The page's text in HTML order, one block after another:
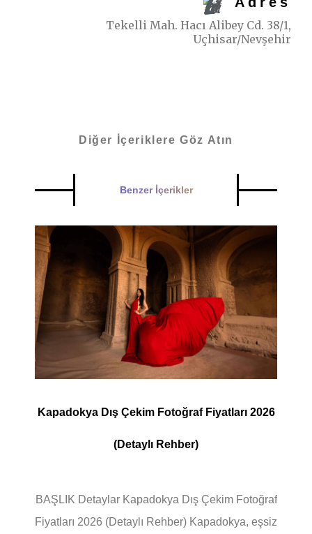
Tekelli Mah. Hacı Alibey Cd. 38/1,
Uçhisar/Nevşehir
Diğer İçeriklere Göz Atın
Benzer İçerikler
Kapadokya Dış Çekim Fotoğraf Fiyatları 2026
(Detaylı Rehber)
BAŞLIK Detaylar Kapadokya Dış Çekim Fotoğraf
Fiyatları 2026 (Detaylı Rehber) Kapadokya, eşsiz